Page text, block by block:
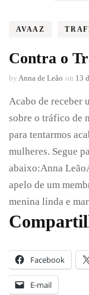
AVAAZ
Contra o
by Anna de Leão on 13
Acabo de receber
sobre o tráfico de
para tentarmos
mulheres. Segue
abaixo:Anna
apelo de um
menina linda e
Facebook
E-mail